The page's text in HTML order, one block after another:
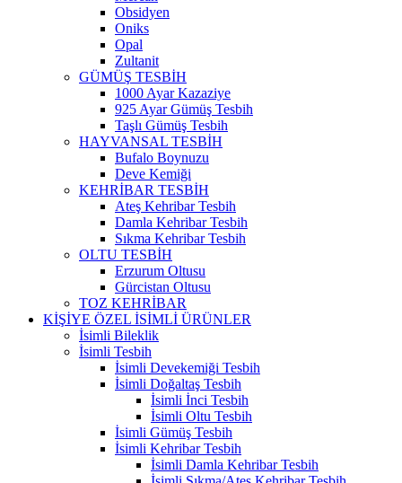
Obsidyen
Oniks
Opal
Zultanit
GÜMÜŞ TESBİH
1000 Ayar Kazaziye
925 Ayar Gümüş Tesbih
Taşlı Gümüş Tesbih
HAYVANSAL TESBİH
Bufalo Boynuzu
Deve Kemiği
KEHRİBAR TESBİH
Ateş Kehribar Tesbih
Damla Kehribar Tesbih
Sıkma Kehribar Tesbih
OLTU TESBİH
Erzurum Oltusu
Gürcistan Oltusu
TOZ KEHRİBAR
KİŞİYE ÖZEL İSİMLİ ÜRÜNLER
İsimli Bileklik
İsimli Tesbih
İsimli Devekemiği Tesbih
İsimli Doğaltaş Tesbih
İsimli İnci Tesbih
İsimli Oltu Tesbih
İsimli Gümüş Tesbih
İsimli Kehribar Tesbih
İsimli Damla Kehribar Tesbih